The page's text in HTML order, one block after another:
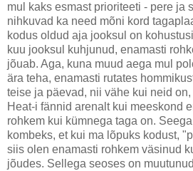
mul kaks esmast prioriteeti - pere ja
nihkuvad ka need mõni kord
kodus oldud aja jooksul on
kuu jooksul kuhjunud, enamasti
jõuab. Aga, kuna muud aega mul
ära teha, enamasti rutates
teise ja päevad, nii vähe kui neid
Heat-i fännid arenalt kui meeskond
rohkem kui kümnega taga on.
kombeks, et kui ma lõpuks kodust,
siis olen enamasti rohkem väsinud
jõudes. Sellega seoses on